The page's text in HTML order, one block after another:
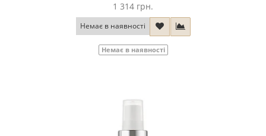
1 314 грн.
Немає в наявності
Немає в наявності